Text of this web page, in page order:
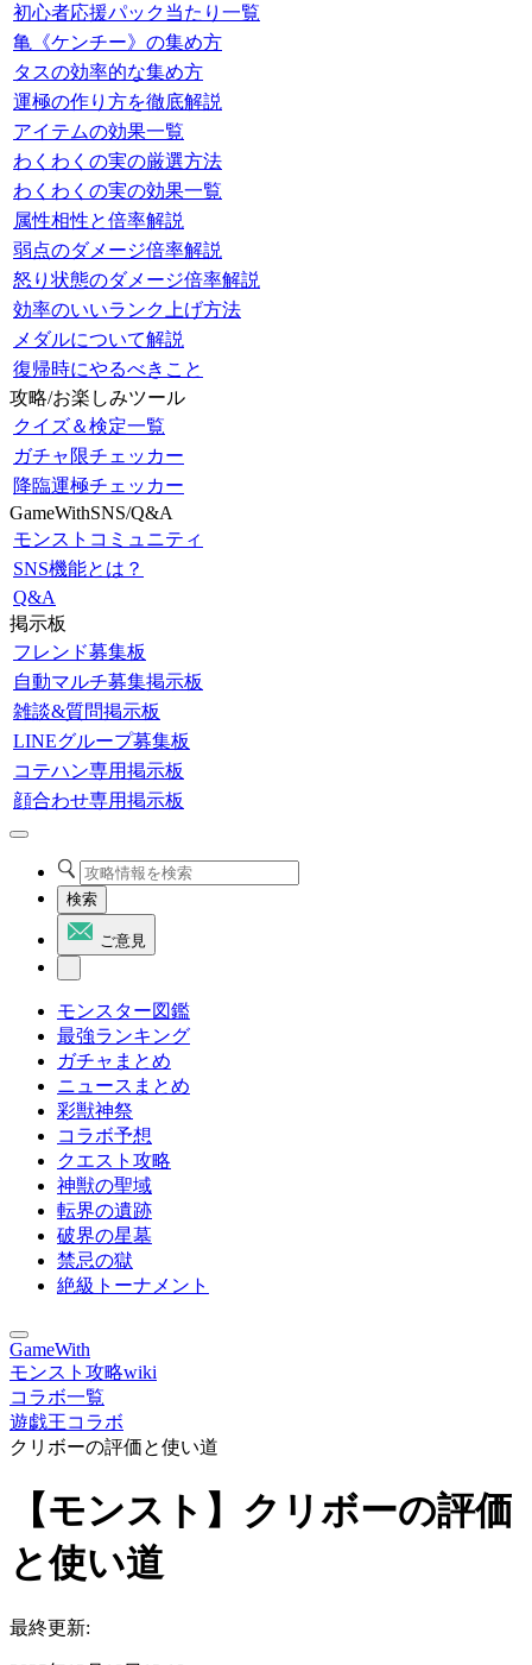
初心者応援パック当たり一覧
亀《ケンチー》の集め方
タスの効率的な集め方
運極の作り方を徹底解説
アイテムの効果一覧
わくわくの実の厳選方法
わくわくの実の効果一覧
属性相性と倍率解説
弱点のダメージ倍率解説
怒り状態のダメージ倍率解説
効率のいいランク上げ方法
メダルについて解説
復帰時にやるべきこと
攻略/お楽しみツール
クイズ＆検定一覧
ガチャ限チェッカー
降臨運極チェッカー
GameWithSNS/Q&A
モンストコミュニティ
SNS機能とは？
Q&A
掲示板
フレンド募集板
自動マルチ募集掲示板
雑談&質問掲示板
LINEグループ募集板
コテハン専用掲示板
顔合わせ専用掲示板
検索
ご意見
モンスター図鑑
最強ランキング
ガチャまとめ
ニュースまとめ
彩獣神祭
コラボ予想
クエスト攻略
神獣の聖域
転界の遺跡
破界の星墓
禁忌の獄
絶級トーナメント
GameWith
モンスト攻略wiki
コラボ一覧
遊戯王コラボ
クリボーの評価と使い道
【モンスト】クリボーの評価
と使い道
最終更新: